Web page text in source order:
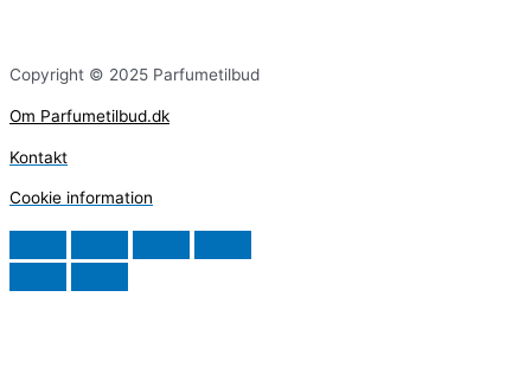
Copyright © 2025 Parfumetilbud
Om Parfumetilbud.dk
Kontakt
Cookie information